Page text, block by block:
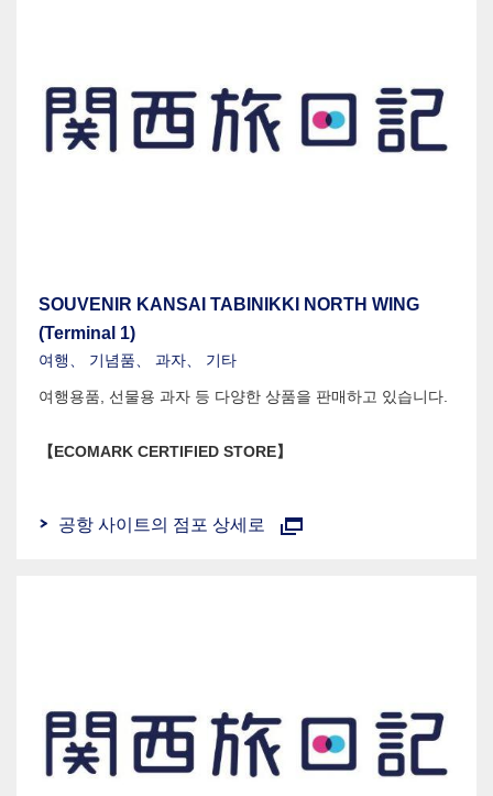
SOUVENIR KANSAI TABINIKKI NORTH WING
(Terminal 1)
여행、 기념품、 과자、 기타
여행용품, 선물용 과자 등 다양한 상품을 판매하고 있습니다.
【ECOMARK CERTIFIED STORE】
공항 사이트의 점포 상세로